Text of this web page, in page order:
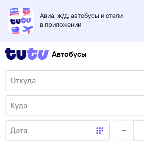
Авиа, ж/д, автобусы и отели
в приложении
Автобусы